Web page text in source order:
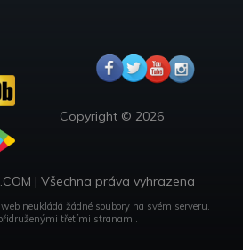
Copyright © 2026
| Všechna práva vyhrazena
neukládá žádné soubory na svém serveru.
třetími stranami.